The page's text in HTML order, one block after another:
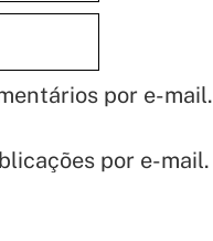
por e-mail.
por e-mail.